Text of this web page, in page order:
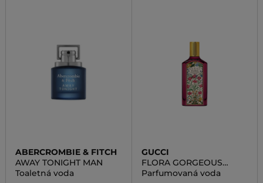
ABERCROMBIE & FITCH
AWAY TONIGHT MAN
Toaletná voda
GUCCI
FLORA GORGEOUS
GARDENIA INTENSE
Parfumovaná voda